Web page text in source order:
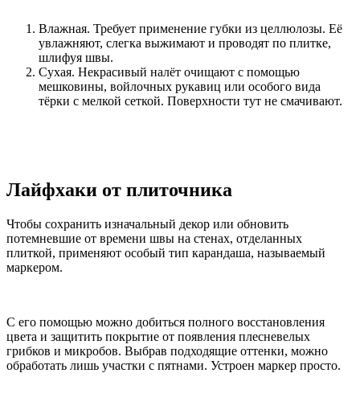
Влажная. Требует применение губки из целлюлозы. Её
увлажняют, слегка выжимают и проводят по плитке,
шлифуя швы.
Сухая. Некрасивый налёт очищают с помощью
мешковины, войлочных рукавиц или особого вида
тёрки с мелкой сеткой. Поверхности тут не смачивают.
Лайфхаки от плиточника
Чтобы сохранить изначальный декор или обновить
потемневшие от времени швы на стенах, отделанных
плиткой, применяют особый тип карандаша, называемый
маркером.
С его помощью можно добиться полного восстановления
цвета и защитить покрытие от появления плесневелых
грибков и микробов. Выбрав подходящие оттенки, можно
обработать лишь участки с пятнами. Устроен маркер просто.